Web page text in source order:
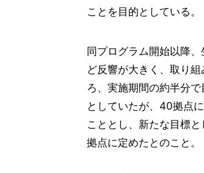
ことを目的としている。
同プログラム開始以降
ど反響が大きく、取り
ろ、実施期間の約半分
としていたが、40拠点
こととし、新たな目標
拠点に定めたとのこと。